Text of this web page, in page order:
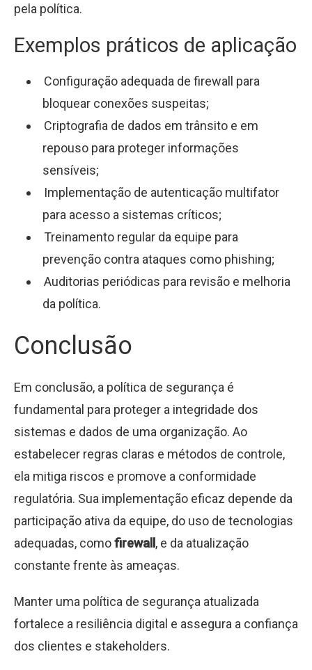
pela política.
Exemplos práticos de aplicação
Configuração adequada de firewall para
bloquear conexões suspeitas;
Criptografia de dados em trânsito e em
repouso para proteger informações
sensíveis;
Implementação de autenticação multifator
para acesso a sistemas críticos;
Treinamento regular da equipe para
prevenção contra ataques como phishing;
Auditorias periódicas para revisão e melhoria
da política.
Conclusão
Em conclusão, a política de segurança é
fundamental para proteger a integridade dos
sistemas e dados de uma organização. Ao
estabelecer regras claras e métodos de controle,
ela mitiga riscos e promove a conformidade
regulatória. Sua implementação eficaz depende da
participação ativa da equipe, do uso de tecnologias
adequadas, comofirewall, e da atualização
constante frente às ameaças.
Manter uma política de segurança atualizada
fortalece a resiliência digital e assegura a confiança
dos clientes e stakeholders.